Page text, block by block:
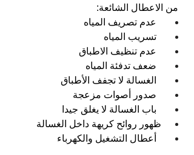
من الاعطال الشائعة:
عدم تصريف المياه
تسريب المياه
عدم تنظيف الاطباق
ضعف تدفئة المياه
الغسالة لا تجفف الأطباق
صدور أصوات مزعجة
باب الغسالة لا يغلق جيدا
ظهور روائح كريهة داخل الغسالة
أعطال التشغيل والكهرباء